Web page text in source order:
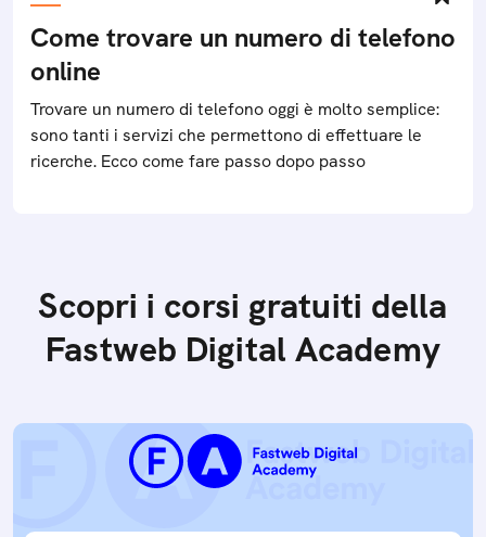
Come trovare un numero di telefono
online
Trovare un numero di telefono oggi è molto semplice:
sono tanti i servizi che permettono di effettuare le
ricerche. Ecco come fare passo dopo passo
Scopri i corsi gratuiti della
Fastweb Digital Academy